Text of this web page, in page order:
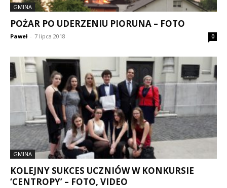
GMINA
POŻAR PO UDERZENIU PIORUNA – FOTO
Paweł - 7 lipca 2018 0
GMINA
KOLEJNY SUKCES UCZNIÓW W KONKURSIE
‘CENTROPY’ – FOTO, VIDEO